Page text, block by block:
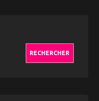
RECHERCHER